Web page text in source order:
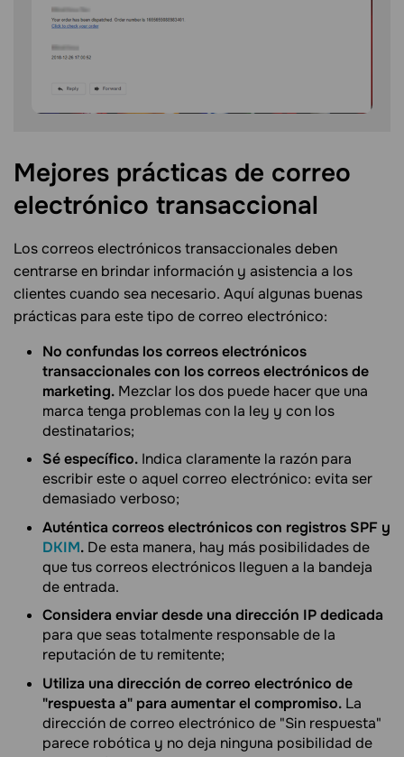
Mejores prácticas de correo
electrónico transaccional
Los correos electrónicos transaccionales deben
centrarse en brindar información y asistencia a los
clientes cuando sea necesario. Aquí algunas buenas
prácticas para este tipo de correo electrónico:
No confundas los correos electrónicos
transaccionales con los correos electrónicos de
marketing. Mezclar los dos puede hacer que una
marca tenga problemas con la ley y con los
destinatarios;
Sé específico. Indica claramente la razón para
escribir este o aquel correo electrónico: evita ser
demasiado verboso;
Auténtica correos electrónicos con registros SPF y
DKIM. De esta manera, hay más posibilidades de
que tus correos electrónicos lleguen a la bandeja
de entrada.
Considera enviar desde una dirección IP dedicada
para que seas totalmente responsable de la
reputación de tu remitente;
Utiliza una dirección de correo electrónico de
"respuesta a" para aumentar el compromiso. La
dirección de correo electrónico de "Sin respuesta"
parece robótica y no deja ninguna posibilidad de